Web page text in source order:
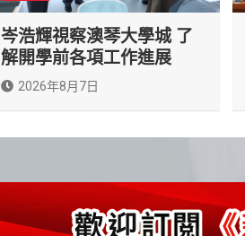
岑浩輝視察澳琴大學城 了
解開學前各項工作進展
2026年8月7日